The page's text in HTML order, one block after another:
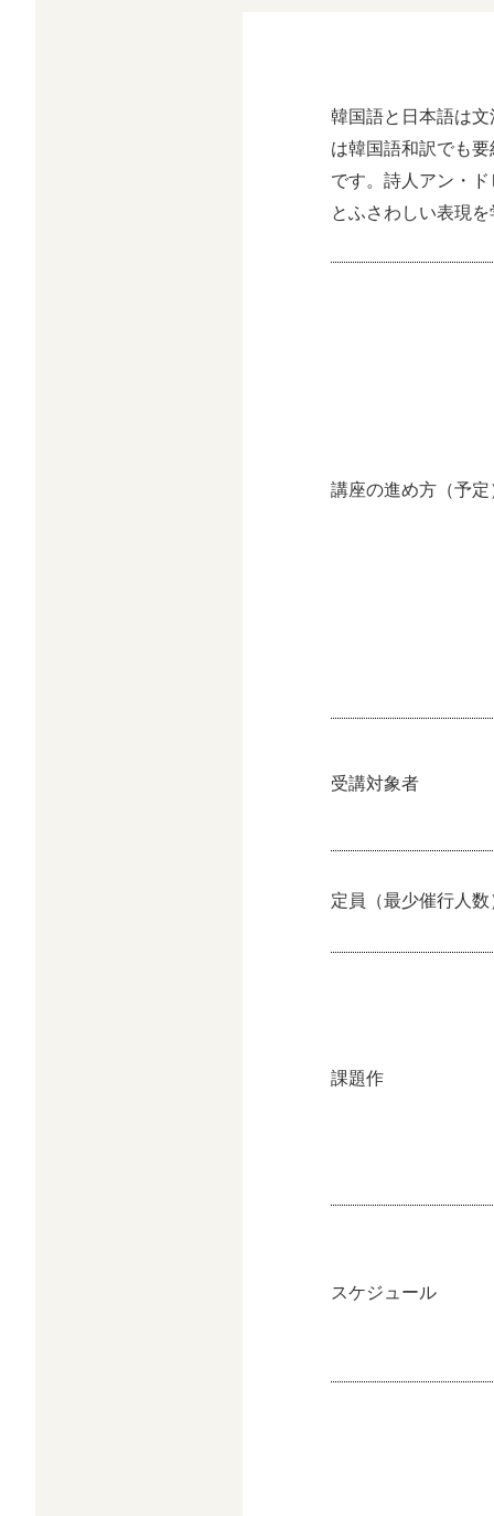
韓国語と日本語は
は韓国語和訳でも
です。詩人アン・
とふさわしい表現
講座の進め方（予定
受講対象者
定員（最少催行人数
課題作
スケジュール